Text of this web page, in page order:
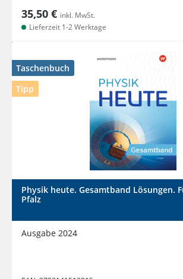
35,50 € inkl. MwSt.
Lieferzeit 1-2 Werktage
Taschenbuch
Tipp
Physik heute. Gesamtband Lösungen.
Pfalz
Ausgabe 2024